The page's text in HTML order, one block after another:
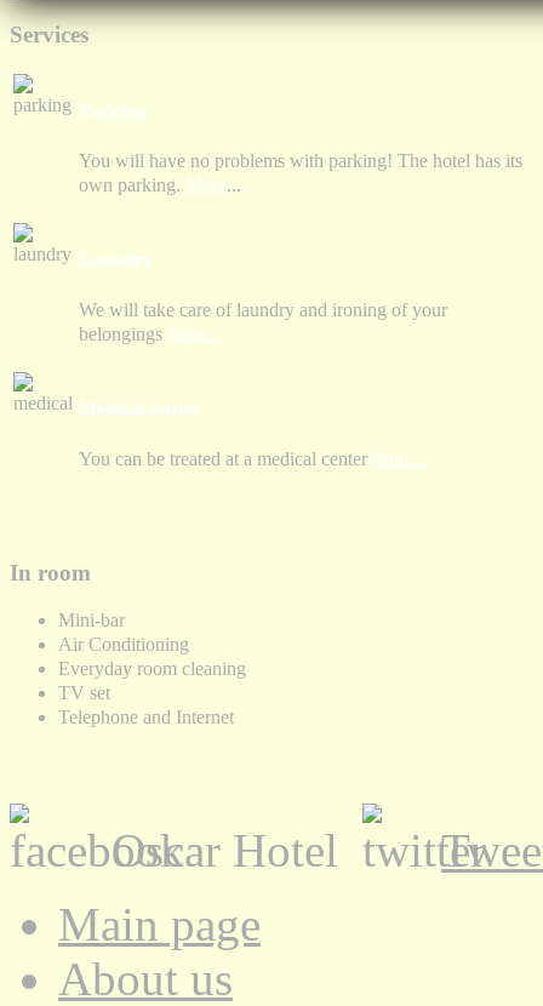
Services
Parking
You will have no problems with parking! The hotel has its
own parking. More...
Laundry
We will take care of laundry and ironing of your
belongings More...
Medical center
You can be treated at a medical center More...
In room
Mini-bar
Air Conditioning
Everyday room cleaning
TV set
Telephone and Internet
Oscar Hotel
Main page
About us